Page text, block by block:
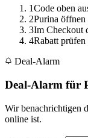
1Code oben
2Purina öffnen
3Im Checkout
4Rabatt
Deal-Alarm
Deal-Alarm für
Wir benachrichtigen
online ist.